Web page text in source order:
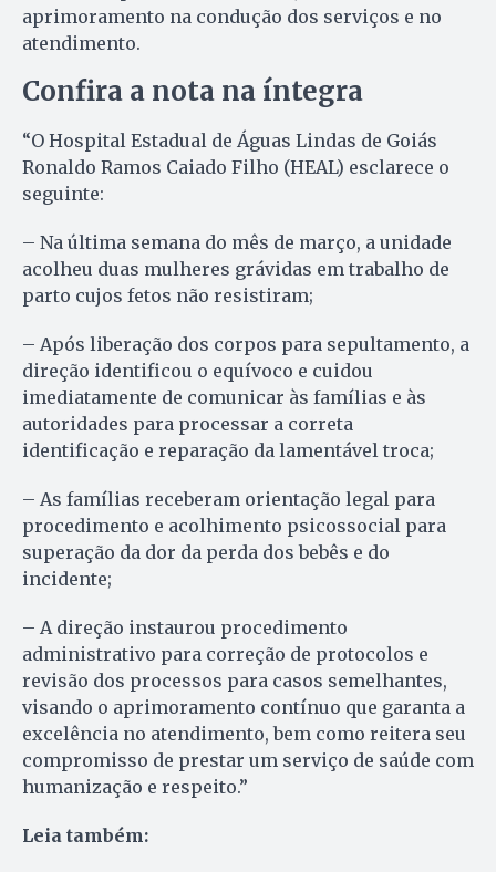
aprimoramento na condução dos serviços e no
atendimento.
Confira a nota na íntegra
“O Hospital Estadual de Águas Lindas de Goiás
Ronaldo Ramos Caiado Filho (HEAL) esclarece o
seguinte:
– Na última semana do mês de março, a unidade
acolheu duas mulheres grávidas em trabalho de
parto cujos fetos não resistiram;
– Após liberação dos corpos para sepultamento, a
direção identificou o equívoco e cuidou
imediatamente de comunicar às famílias e às
autoridades para processar a correta
identificação e reparação da lamentável troca;
– As famílias receberam orientação legal para
procedimento e acolhimento psicossocial para
superação da dor da perda dos bebês e do
incidente;
– A direção instaurou procedimento
administrativo para correção de protocolos e
revisão dos processos para casos semelhantes,
visando o aprimoramento contínuo que garanta a
excelência no atendimento, bem como reitera seu
compromisso de prestar um serviço de saúde com
humanização e respeito.”
Leia também: